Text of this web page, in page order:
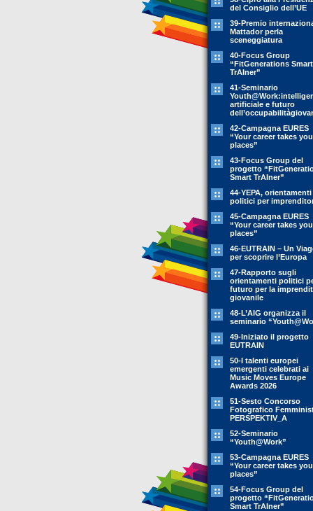
del Consiglio dell’UE
39-Premio
Mattador perla
sceneggiatura
40-Focus Group
“FitGenerations Smart
TrAIner”
41-Seminario
artificiale e futuro
42-Campagna EURES
“Your career takes you
places”
43-Focus Group del
progetto
Smart TrAIner”
44-YEPA, orientamenti
politici per
45-Campagna EURES
“Your career takes you
places”
46-EUTRAIN – Un
per scoprire l’Europa
47-Rapporto sugli
orientamenti politici
futuro per la
giovanile
48-L’AIG organizza il
seminario
49-Iniziato il progetto
EUTRAIN
50-I talenti europei
emergenti celebrati ai
Music Moves Europe
Awards 2026
51-Sesto Concorso
Fotografico
PERSPEKTIV_A
52-Seminario
“Youth@Work”
53-Campagna EURES
“Your career takes you
places”
54-Focus Group del
progetto
Smart TrAIner”